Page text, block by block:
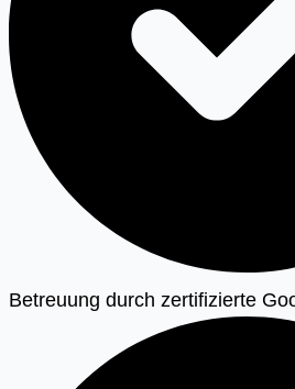
Betreuung durch zertifizierte